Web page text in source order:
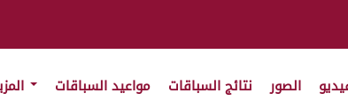
الصور نتائج السباقات مواعيد السباقات